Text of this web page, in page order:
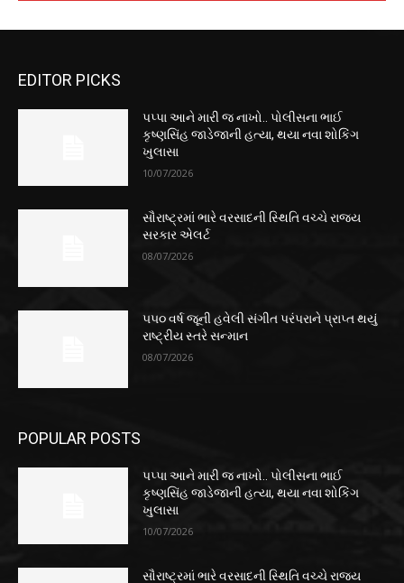
EDITOR PICKS
પપ્પા આને મારી જ નાખો.. પોલીસના ભાઈ
કૃષ્ણસિંહ જાડેજાની હત્યા, થયા નવા શોકિંગ
ખુલાસા
10/07/2026
સૌરાષ્ટ્રમાં ભારે વરસાદની સ્થિતિ વચ્ચે રાજ્ય
સરકાર એલર્ટ
08/07/2026
૫૫૦ વર્ષ જૂની હવેલી સંગીત પરંપરાને પ્રાપ્ત થયું
રાષ્ટ્રીય સ્તરે સન્માન
08/07/2026
POPULAR POSTS
પપ્પા આને મારી જ નાખો.. પોલીસના ભાઈ
કૃષ્ણસિંહ જાડેજાની હત્યા, થયા નવા શોકિંગ
ખુલાસા
10/07/2026
સૌરાષ્ટ્રમાં ભારે વરસાદની સ્થિતિ વચ્ચે રાજ્ય